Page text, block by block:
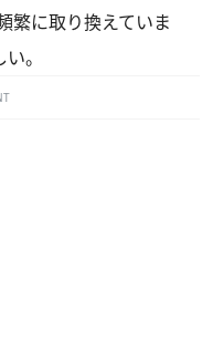
繁に取り換えていま
。